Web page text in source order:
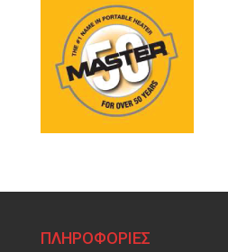
ΠΛΗΡΟΦΟΡΙΕΣ